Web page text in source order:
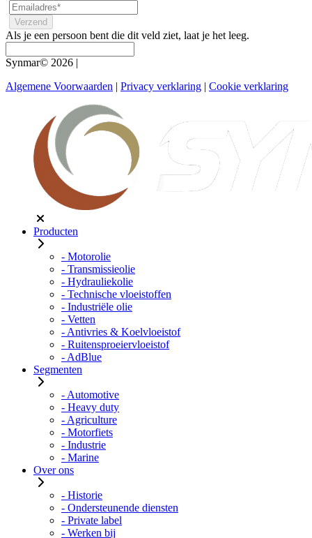
Als je een persoon bent die dit veld ziet, laat je het leeg.
Synmar© 2026 |
Algemene Voorwaarden | Privacy verklaring | Cookie verklaring
Producten
- Motorolie
- Transmissieolie
- Hydrauliekolie
- Technische vloeistoffen
- Industriële olie
- Vetten
- Antivries & Koelvloeistof
- Ruitensproeiervloeistof
- AdBlue
Segmenten
- Automotive
- Heavy duty
- Agriculture
- Motorfiets
- Industrie
- Marine
Over ons
- Historie
- Ondersteunende diensten
- Private label
- Werken bij